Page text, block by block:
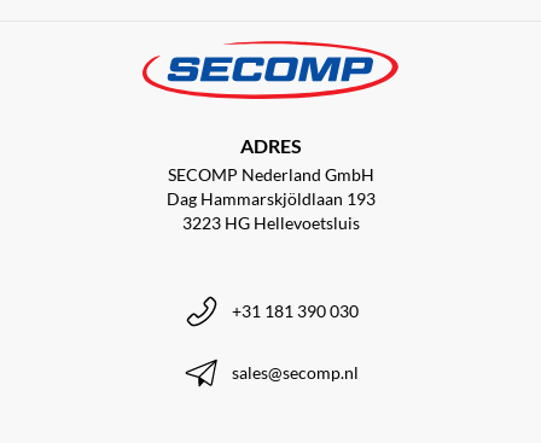
ADRES
SECOMP Nederland GmbH
Dag Hammarskjöldlaan 193
3223 HG Hellevoetsluis
+31 181 390 030
sales@secomp.nl